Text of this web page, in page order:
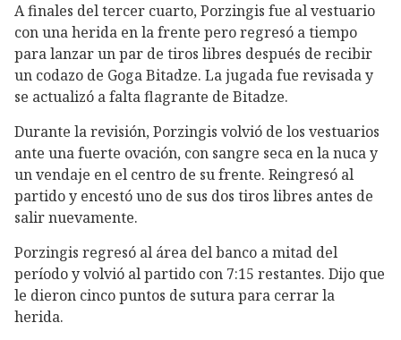
A finales del tercer cuarto, Porzingis fue al vestuario
con una herida en la frente pero regresó a tiempo
para lanzar un par de tiros libres después de recibir
un codazo de Goga Bitadze. La jugada fue revisada y
se actualizó a falta flagrante de Bitadze.
Durante la revisión, Porzingis volvió de los vestuarios
ante una fuerte ovación, con sangre seca en la nuca y
un vendaje en el centro de su frente. Reingresó al
partido y encestó uno de sus dos tiros libres antes de
salir nuevamente.
Porzingis regresó al área del banco a mitad del
período y volvió al partido con 7:15 restantes. Dijo que
le dieron cinco puntos de sutura para cerrar la
herida.